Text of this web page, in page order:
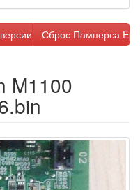
прошивки
Сброс Памперса
M1100